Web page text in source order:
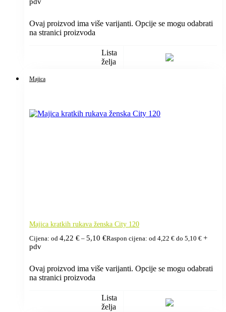
Ovaj proizvod ima više varijanti. Opcije se mogu odabrati
na stranici proizvoda
Lista
želja
Majica
Majica kratkih rukava ženska City 120
Cijena: od 4,22 € – 5,10 €Raspon cijena: od 4,22 € do 5,10 € +
pdv
Ovaj proizvod ima više varijanti. Opcije se mogu odabrati
na stranici proizvoda
Lista
želja